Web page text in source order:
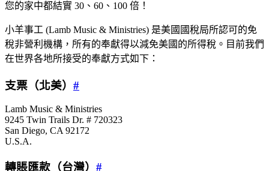
您的家中都結實 30、60、100 倍！
小羊事工 (Lamb Music & Ministries) 是美國國稅局所認可的免
稅非營利機構，所有的奉獻得以減免美國的所得稅。目前我們
在世界各地所接受的奉獻方式如下：
支票（北美） #
Lamb Music & Ministries
9245 Twin Trails Dr. # 720323
San Diego, CA 92172
U.S.A.
轉賬匯款（台灣） #